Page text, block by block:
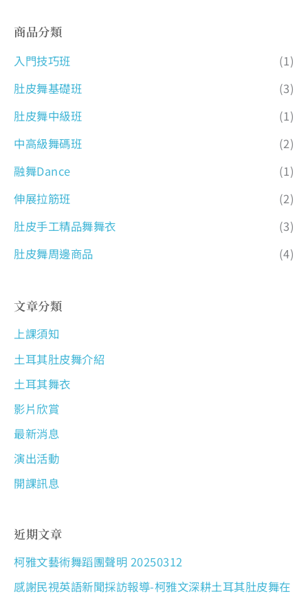
商品分類
入門技巧班
(1)
肚皮舞基礎班
(3)
肚皮舞中級班
(1)
中高級舞碼班
(2)
融舞Dance
(1)
伸展拉筋班
(2)
肚皮手工精品舞舞衣
(3)
肚皮舞周邊商品
(4)
文章分類
上課須知
土耳其肚皮舞介紹
土耳其舞衣
影片欣賞
最新消息
演出活動
開課訊息
近期文章
柯雅文藝術舞蹈團聲明 20250312
感謝民視英語新聞採訪報導-柯雅文深耕土耳其肚皮舞在